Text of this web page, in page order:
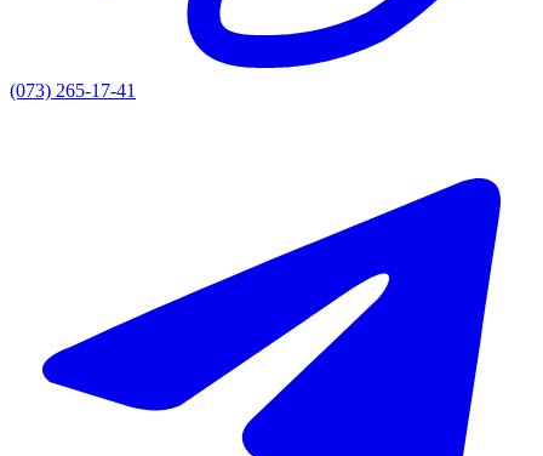
(073) 265-17-41